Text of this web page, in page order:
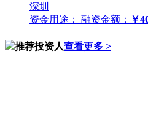
深圳
资金用途：
融资金额： ￥
推荐投资人查看更多 >